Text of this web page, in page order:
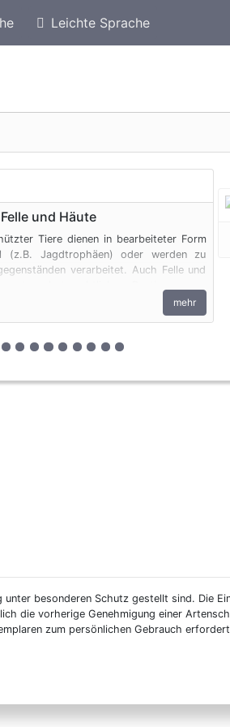
Leichte Sprache
Felle und Häute
Tiere dienen in bearbeiteter Form
(z.B. Jagdtrophäen) oder werden zu
verarbeitet. Auch Felle und
zum persönlichen Gebrauch sind bis zu
Krokodilen des Anhangs B pro Person
und Jagdtrophäen sind von dieser
mehr
geschützten Erscheinungsform
2. geschützten Erscheinungsform
zur 3. geschützten Erscheinungsform
zur 4. geschützten
zur 5. geschützten
zur 6. geschützten
zur 7. geschützten
zur 8. geschützten
zur 9. geschützten
zur 10. geschützten
zur 11.
besonderen Schutz gestellt sind. Die
die vorherige Genehmigung einer
zum persönlichen Gebrauch